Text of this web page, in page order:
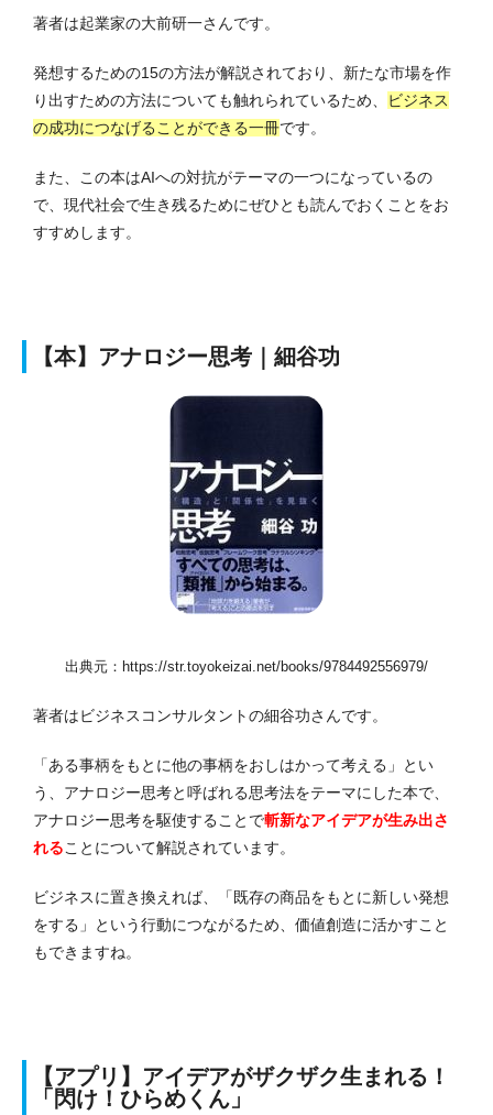
著者は起業家の大前研一さんです。
発想するための15の方法が解説されており、新たな市場を作
り出すための方法についても触れられているため、
ビジネス
の成功につなげることができる一冊です。
また、この本はAIへの対抗がテーマの一つになっているの
で、現代社会で生き残るためにぜひとも読んでおくことをお
すすめします。
【本】アナロジー思考｜細谷功
出典元：https://str.toyokeizai.net/books/9784492556979/
著者はビジネスコンサルタントの細谷功さんです。
「ある事柄をもとに他の事柄をおしはかって考える」とい
う、アナロジー思考と呼ばれる思考法をテーマにした本で、
アナロジー思考を駆使することで斬新なアイデアが生み出さ
れることについて解説されています。
ビジネスに置き換えれば、「既存の商品をもとに新しい発想
をする」という行動につながるため、価値創造に活かすこと
もできますね。
【アプリ】アイデアがザクザク生まれる！
「閃け！ひらめくん」